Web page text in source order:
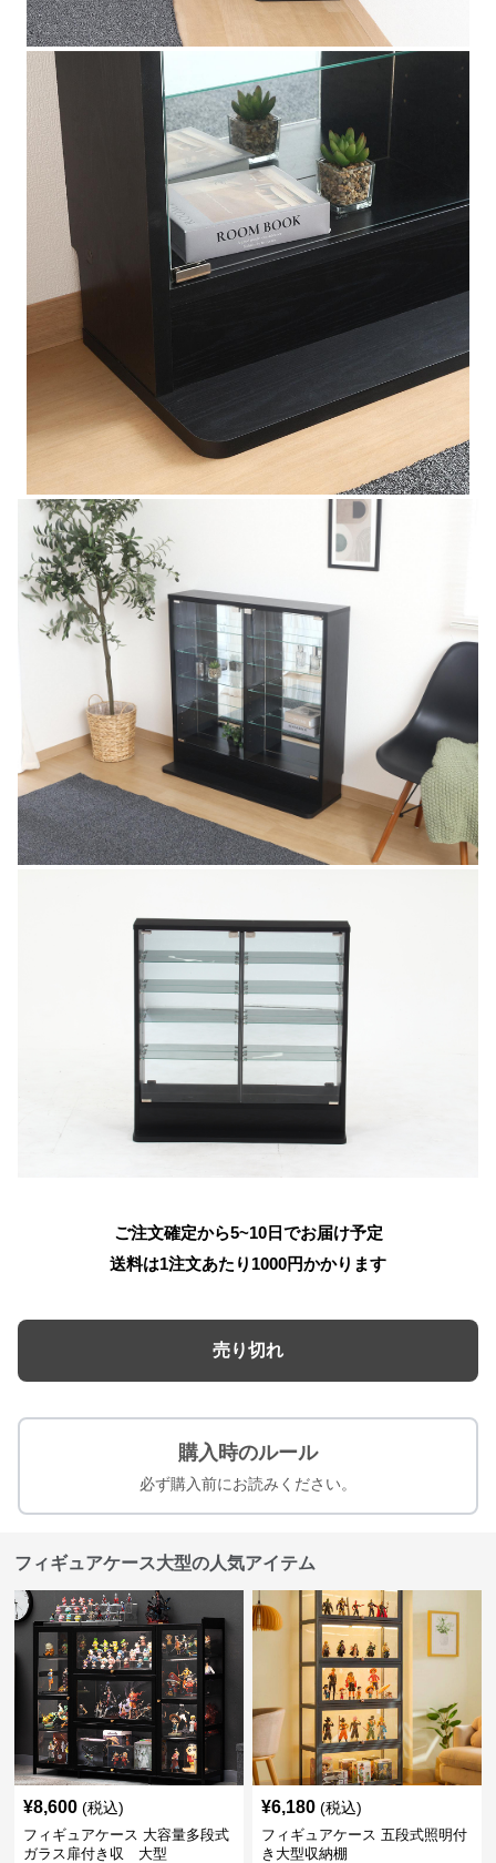
ご注文確定から5~10日でお届け予定
送料は1注文あたり 1000円かかります
売り切れ
購入時のルール
必ず購入前にお読みください。
フィギュアケース大型の人気アイテム
¥8,600 (税込)
フィギュアケース 大容量多段式
ガラス扉付き収 大型
¥6,180 (税込)
フィギュアケース 五段式照明付
き大型収納棚